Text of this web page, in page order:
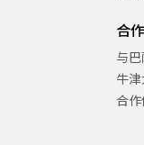
合
与
牛
合